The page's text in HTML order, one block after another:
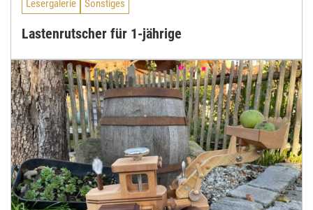
Lesergalerie Sonstiges
Lastenrutscher für 1-jährige